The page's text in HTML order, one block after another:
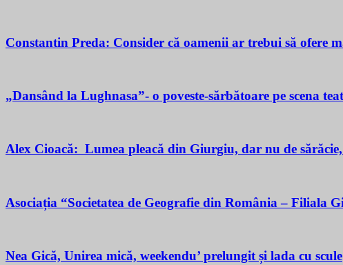
Constantin Preda: Consider că oamenii ar trebui să ofere
„Dansând la Lughnasa”- o poveste-sărbătoare pe scena
Alex Cioacă: Lumea pleacă din Giurgiu, dar nu de
Asociația “Societatea de Geografie din România – Filiala
Nea Gică, Unirea mică, weekendu’ prelungit și lada cu scule